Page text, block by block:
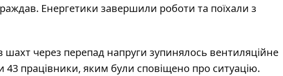
Енергетики завершили роботи та поїхали з
шахт через перепад напруги зупинялось вентиляційне
43 працівники, яким були сповіщено про ситуацію.